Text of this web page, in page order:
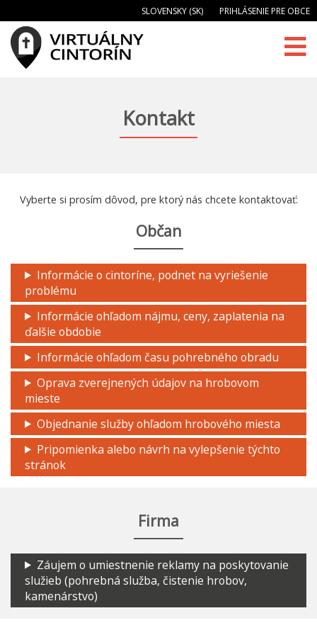
SLOVENSKY (SK) PRIHLÁSENIE PRE OBCE
Kontakt
Vyberte si prosím dôvod, pre ktorý nás chcete kontaktovať:
Občan
Informácie o cintoríne, podnet na vyriešenie
problému
Informácie ohľadom nájmu, ceny, zaplatenia na
ďalšie obdobie
Informácie ohľadom času pohrebného obradu
Oprava zverejnených údajov na hrobovom
mieste
Objednanie služby ohľadom hrobového miesta
Pripomienka alebo návrh na vylepšenie týchto
stránok
Firma
Záujem o umiestnenie reklamy na poskytovanie
služieb (pohrebná služba, čistenie hrobov,
kamenárstvo)